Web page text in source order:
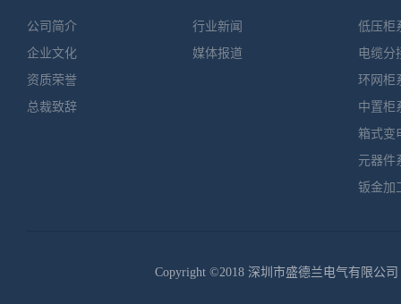
公司简介
企业文化
资质荣誉
总裁致辞
行业新闻
媒体报道
低压柜
电缆分
环网柜
中置柜
箱式变
元器件
钣金加
Copyright ©2018 深圳市盛德兰电气有限公司